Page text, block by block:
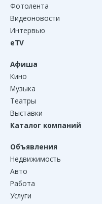
Фотолента
Видеоновости
Интервью
eTV
Афиша
Кино
Музыка
Театры
Выставки
Каталог компаний
Объявления
Недвижимость
Авто
Работа
Услуги